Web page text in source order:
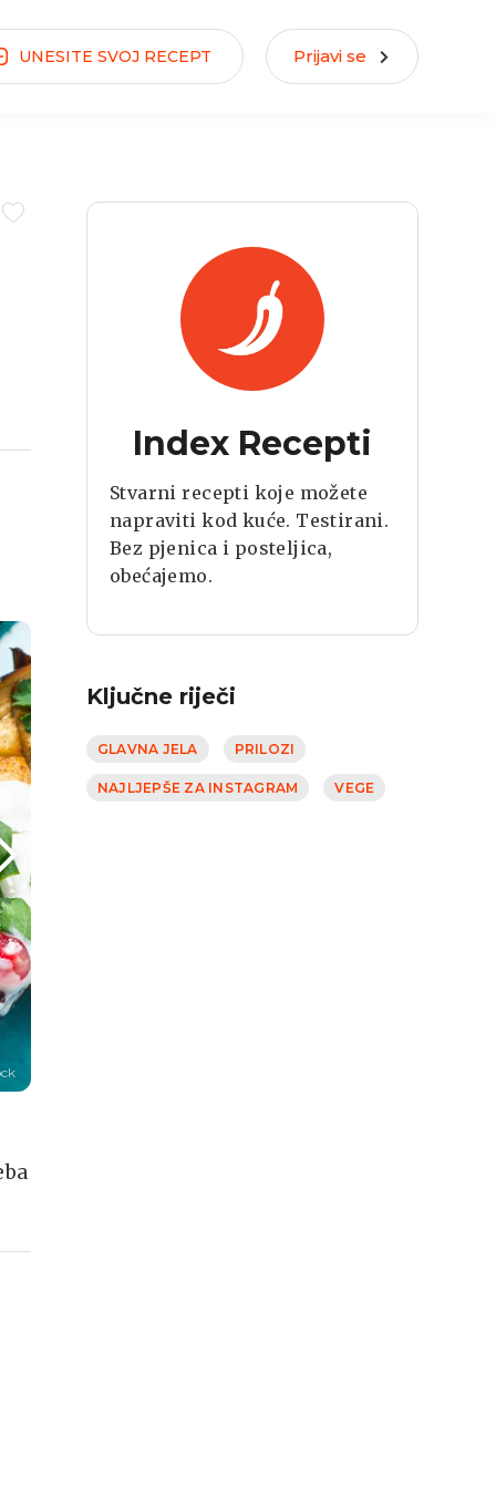
UNESITE SVOJ RECEPT Prijavi se
Index Recepti
Stvarni recepti koje možete
napraviti kod kuće. Testirani.
Bez pjenica i posteljica,
obećajemo.
Ključne riječi
GLAVNA JELA PRILOZI
NAJLJEPŠE ZA INSTAGRAM VEGE